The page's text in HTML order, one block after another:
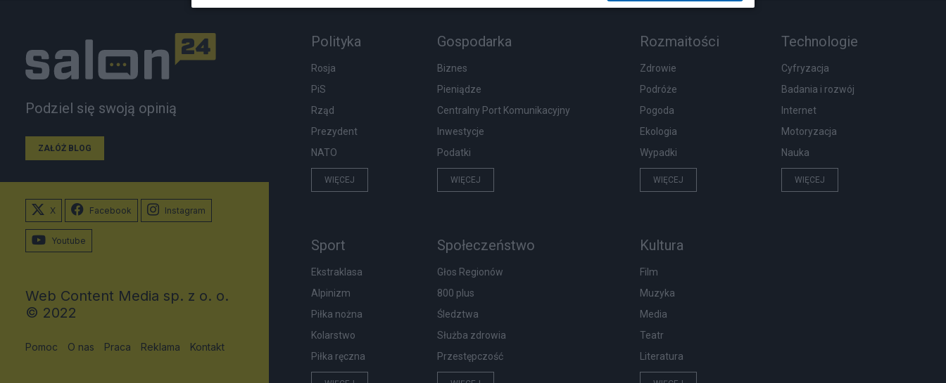
Podziel się swoją opinią
ZAŁÓŻ BLOG
Polityka
Rosja
PiS
Rząd
Prezydent
NATO
WIĘCEJ
Gospodarka
Biznes
Pieniądze
Centralny Port Komunikacyjny
Inwestycje
Podatki
WIĘCEJ
Rozmaitości
Zdrowie
Podróże
Pogoda
Ekologia
Wypadki
WIĘCEJ
Technologie
Cyfryzacja
Badania i rozwój
Internet
Motoryzacja
Nauka
WIĘCEJ
Sport
Ekstraklasa
Alpinizm
Piłka nożna
Kolarstwo
Piłka ręczna
Społeczeństwo
Głos Regionów
800 plus
Śledztwa
Służba zdrowia
Przestępczość
Kultura
Film
Muzyka
Media
Teatr
Literatura
X Facebook Instagram
Youtube
Web Content Media sp. z o. o.
© 2022
Pomoc O nas Praca Reklama Kontakt